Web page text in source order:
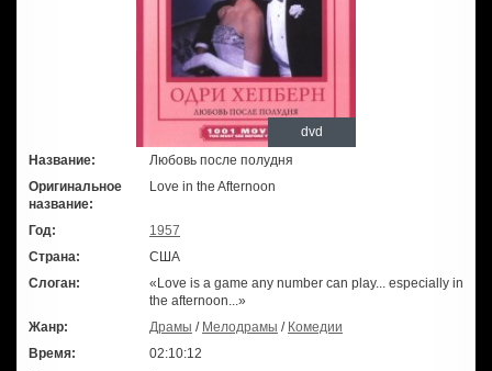
dvd
Название:
Любовь после полудня
Оригинальное
название:
Love in the Afternoon
Год:
1957
Страна:
США
Слоган:
«Love is a game any number can play... especially in
the afternoon...»
Жанр:
Драмы / Мелодрамы / Комедии
Время:
02:10:12